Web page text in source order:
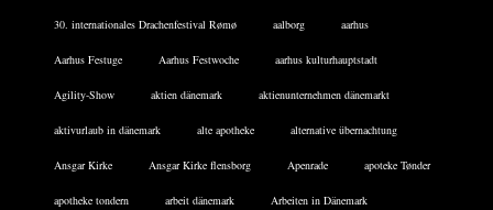
30. internationales Drachenfestival Rømø aalborg aarhus
Aarhus Festuge Aarhus Festwoche aarhus kulturhauptstadt
Agility-Show aktien dänemark aktienunternehmen dänemarkt
aktivurlaub in dänemark alte apotheke alternative übernachtung
Ansgar Kirke Ansgar Kirke flensborg Apenrade apoteke Tønder
apotheke tondern arbeit dänemark Arbeiten in Dänemark